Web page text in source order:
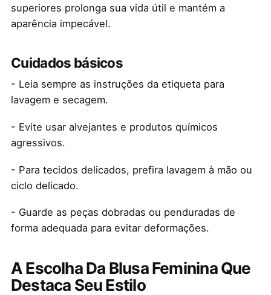
superiores prolonga sua vida útil e mantém a
aparência impecável.
Cuidados básicos
- Leia sempre as instruções da etiqueta para
lavagem e secagem.
- Evite usar alvejantes e produtos químicos
agressivos.
- Para tecidos delicados, prefira lavagem à mão ou
ciclo delicado.
- Guarde as peças dobradas ou penduradas de
forma adequada para evitar deformações.
A Escolha Da Blusa Feminina Que
Destaca Seu Estilo